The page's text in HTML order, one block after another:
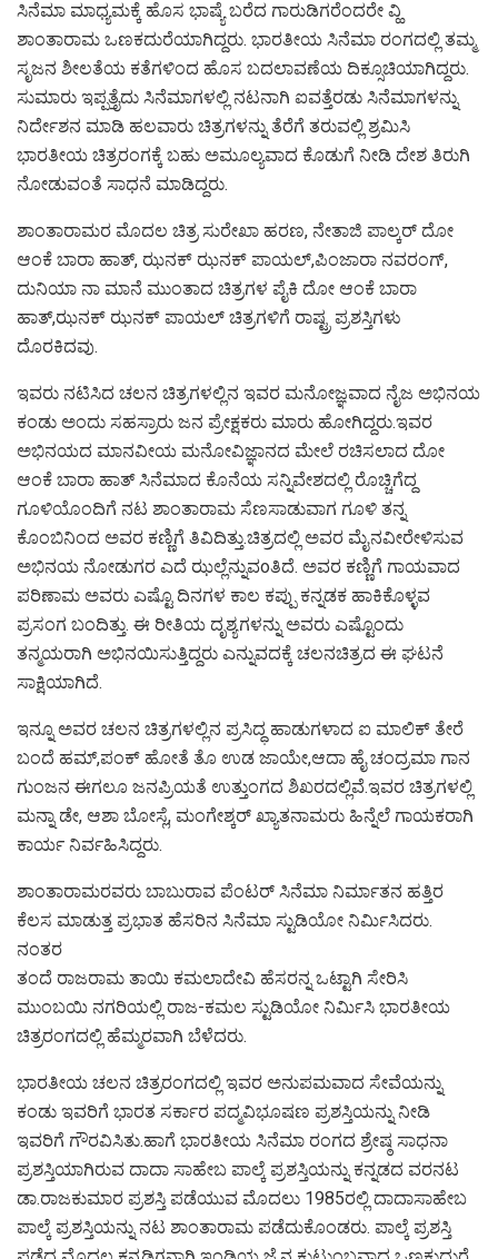
ಸಿನೆಮಾ ಮಾಧ್ಯಮಕ್ಕೆ ಹೊಸ ಭಾಷ್ಯೆ ಬರೆದ ಗಾರುಡಿಗರೆಂದರೇ ವ್ಹಿ
ಶಾಂತಾರಾಮ ಒಣಕದುರೆಯಾಗಿದ್ದರು. ಭಾರತೀಯ ಸಿನೆಮಾ ರಂಗದಲ್ಲಿ ತಮ್ಮ
ಸೃಜನ ಶೀಲತೆಯ ಕತೆಗಳಿಂದ ಹೊಸ ಬದಲಾವಣೆಯ ದಿಕ್ಸೂಚಿಯಾಗಿದ್ದರು.
ಸುಮಾರು ಇಪ್ಪತ್ತೈದು ಸಿನೆಮಾಗಳಲ್ಲಿ ನಟನಾಗಿ ಐವತ್ತೆರಡು ಸಿನೆಮಾಗಳನ್ನು
ನಿರ್ದೇಶನ ಮಾಡಿ ಹಲವಾರು ಚಿತ್ರಗಳನ್ನು ತೆರೆಗೆ ತರುವಲ್ಲಿ ಶ್ರಮಿಸಿ
ಭಾರತೀಯ ಚಿತ್ರರಂಗಕ್ಕೆ ಬಹು ಅಮೂಲ್ಯವಾದ ಕೊಡುಗೆ ನೀಡಿ ದೇಶ ತಿರುಗಿ
ನೋಡುವಂತೆ ಸಾಧನೆ ಮಾಡಿದ್ದರು.
ಶಾಂತಾರಾಮರ ಮೊದಲ ಚಿತ್ರ ಸುರೇಖಾ ಹರಣ, ನೇತಾಜಿ ಪಾಲ್ಕರ್ ದೋ
ಆಂಕೆ ಬಾರಾ ಹಾತ್, ಝನಕ್ ಝನಕ್ ಪಾಯಲ್,ಪಿಂಜಾರಾ ನವರಂಗ್,
ದುನಿಯಾ ನಾ ಮಾನೆ ಮುಂತಾದ ಚಿತ್ರಗಳ ಪೈಕಿ ದೋ ಆಂಕೆ ಬಾರಾ
ಹಾತ್,ಝನಕ್ ಝನಕ್ ಪಾಯಲ್ ಚಿತ್ರಗಳಿಗೆ ರಾಷ್ಟ್ರ ಪ್ರಶಸ್ತಿಗಳು
ದೊರಕಿದವು.
ಇವರು ನಟಿಸಿದ ಚಲನ ಚಿತ್ರಗಳಲ್ಲಿನ ಇವರ ಮನೋಜ್ಞವಾದ ನೈಜ ಅಭಿನಯ
ಕಂಡು ಅಂದು ಸಹಸ್ರಾರು ಜನ ಪ್ರೇಕ್ಷಕರು ಮಾರು ಹೋಗಿದ್ದರು.ಇವರ
ಅಭಿನಯದ ಮಾನವೀಯ ಮನೋವಿಜ್ಞಾನದ ಮೇಲೆ ರಚಿಸಲಾದ ದೋ
ಆಂಕೆ ಬಾರಾ ಹಾತ್ ಸಿನೆಮಾದ ಕೊನೆಯ ಸನ್ನಿವೇಶದಲ್ಲಿ ರೊಚ್ಚಿಗೆದ್ದ
ಗೂಳಿಯೊಂದಿಗೆ ನಟ ಶಾಂತಾರಾಮ ಸೆಣಸಾಡುವಾಗ ಗೂಳಿ ತನ್ನ
ಕೊಂಬಿನಿಂದ ಅವರ ಕಣ್ಣಿಗೆ ತಿವಿದಿತ್ತು.ಚಿತ್ರದಲ್ಲಿ ಅವರ ಮೈನವೀರೇಳಿಸುವ
ಅಭಿನಯ ನೋಡುಗರ ಎದೆ ಝಲ್ಲೆನ್ನುವoತಿದೆ. ಅವರ ಕಣ್ಣಿಗೆ ಗಾಯವಾದ
ಪರಿಣಾಮ ಅವರು ಎಷ್ಟೊ ದಿನಗಳ ಕಾಲ ಕಪ್ಪು ಕನ್ನಡಕ ಹಾಕಿಕೊಳ್ಳವ
ಪ್ರಸಂಗ ಬಂದಿತ್ತು. ಈ ರೀತಿಯ ದೃಶ್ಯಗಳನ್ನು ಅವರು ಎಷ್ಟೊಂದು
ತನ್ಮಯರಾಗಿ ಅಭಿನಯಿಸುತ್ತಿದ್ದರು ಎನ್ನುವದಕ್ಕೆ ಚಲನಚಿತ್ರದ ಈ ಘಟನೆ
ಸಾಕ್ಷಿಯಾಗಿದೆ.
ಇನ್ನೂ ಅವರ ಚಲನ ಚಿತ್ರಗಳಲ್ಲಿನ ಪ್ರಸಿದ್ಧ ಹಾಡುಗಳಾದ ಐ ಮಾಲಿಕ್ ತೇರೆ
ಬಂದೆ ಹಮ್,ಪಂಕ್ ಹೋತೆ ತೊ ಉಡ ಜಾಯೇ,ಆದಾ ಹೈ ಚಂದ್ರಮಾ ಗಾನ
ಗುಂಜನ ಈಗಲೂ ಜನಪ್ರಿಯತೆ ಉತ್ತುಂಗದ ಶಿಖರದಲ್ಲಿವೆ.ಇವರ ಚಿತ್ರಗಳಲ್ಲಿ
ಮನ್ನಾ ಡೇ, ಆಶಾ ಬೋಸ್ಲೆ, ಮಂಗೇಶ್ಕರ್ ಖ್ಯಾತನಾಮರು ಹಿನ್ನೆಲೆ ಗಾಯಕರಾಗಿ
ಕಾರ್ಯ ನಿರ್ವಹಿಸಿದ್ದರು.
ಶಾಂತಾರಾಮರವರು ಬಾಬುರಾವ ಪೆಂಟರ್ ಸಿನೆಮಾ ನಿರ್ಮಾತನ ಹತ್ತಿರ
ಕೆಲಸ ಮಾಡುತ್ತ ಪ್ರಭಾತ ಹೆಸರಿನ ಸಿನೆಮಾ ಸ್ಟುಡಿಯೋ ನಿರ್ಮಿಸಿದರು.
ನಂತರ
ತಂದೆ ರಾಜರಾಮ ತಾಯಿ ಕಮಲಾದೇವಿ ಹೆಸರನ್ನ ಒಟ್ಟಾಗಿ ಸೇರಿಸಿ
ಮುಂಬಯಿ ನಗರಿಯಲ್ಲಿ ರಾಜ-ಕಮಲ ಸ್ಟುಡಿಯೋ ನಿರ್ಮಿಸಿ ಭಾರತೀಯ
ಚಿತ್ರರಂಗದಲ್ಲಿ ಹೆಮ್ಮರವಾಗಿ ಬೆಳೆದರು.
ಭಾರತೀಯ ಚಲನ ಚಿತ್ರರಂಗದಲ್ಲಿ ಇವರ ಅನುಪಮವಾದ ಸೇವೆಯನ್ನು
ಕಂಡು ಇವರಿಗೆ ಭಾರತ ಸರ್ಕಾರ ಪದ್ಮವಿಭೂಷಣ ಪ್ರಶಸ್ತಿಯನ್ನು ನೀಡಿ
ಇವರಿಗೆ ಗೌರವಿಸಿತು.ಹಾಗೆ ಭಾರತೀಯ ಸಿನೆಮಾ ರಂಗದ ಶ್ರೇಷ್ಠ ಸಾಧನಾ
ಪ್ರಶಸ್ತಿಯಾಗಿರುವ ದಾದಾ ಸಾಹೇಬ ಪಾಲ್ಕೆ ಪ್ರಶಸ್ತಿಯನ್ನು ಕನ್ನಡದ ವರನಟ
ಡಾ.ರಾಜಕುಮಾರ ಪ್ರಶಸ್ತಿ ಪಡೆಯುವ ಮೊದಲು 1985ರಲ್ಲಿ ದಾದಾಸಾಹೇಬ
ಪಾಲ್ಕೆ ಪ್ರಶಸ್ತಿಯನ್ನು ನಟ ಶಾಂತಾರಾಮ ಪಡೆದುಕೊಂಡರು. ಪಾಲ್ಕೆ ಪ್ರಶಸ್ತಿ